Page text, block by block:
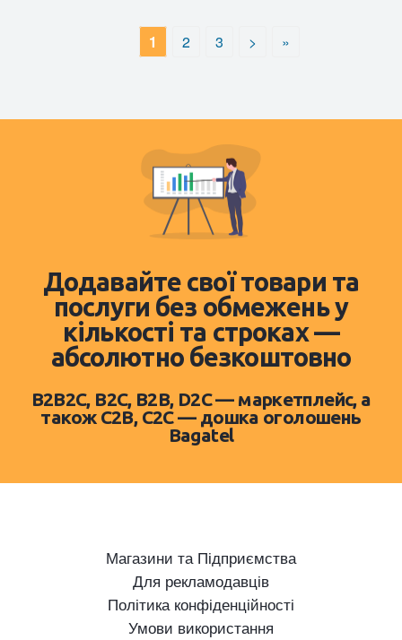
1 2 3 > »
Додавайте свої товари та
послуги без обмежень у
кількості та строках —
абсолютно безкоштовно
B2B2C, B2C, B2B, D2C — маркетплейс, а
також C2B, C2C — дошка оголошень
Bagatel
Магазини та Підприємства
Для рекламодавців
Політика конфіденційності
Умови використання